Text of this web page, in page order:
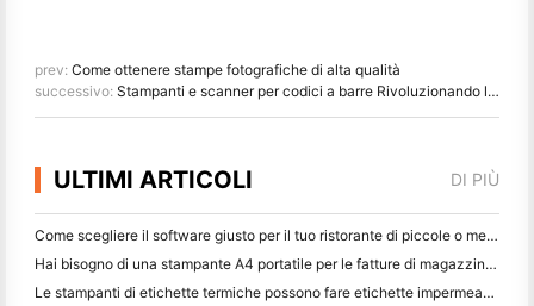
prev: Come ottenere stampe fotografiche di alta qualità
successivo: Stampanti e scanner per codici a barre Rivoluzionando la gestione degli inventari su piccola scala
ULTIMI ARTICOLI DI PIÙ
Come scegliere il software giusto per il tuo ristorante di piccole o medie dimensioni
Hai bisogno di una stampante A4 portatile per le fatture di magazzino? Cosa funziona davvero
Le stampanti di etichette termiche possono fare etichette impermeabili per prodotti di piccole imprese?